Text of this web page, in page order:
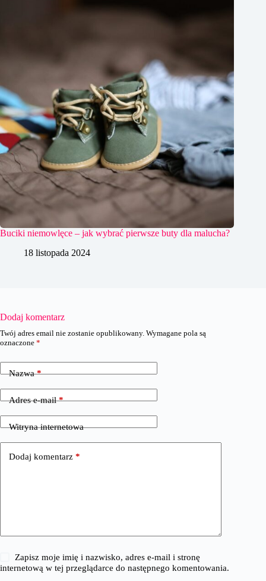
Buciki niemowlęce – jak wybrać pierwsze buty dla malucha?
18 listopada 2024
Dodaj komentarz
Twój adres email nie zostanie opublikowany. Wymagane pola są
oznaczone *
Nazwa*
Adres e-mail*
Witryna internetowa
Dodaj komentarz *
Zapisz moje imię i nazwisko, adres e-mail i stronę
internetową w tej przeglądarce do następnego komentowania.